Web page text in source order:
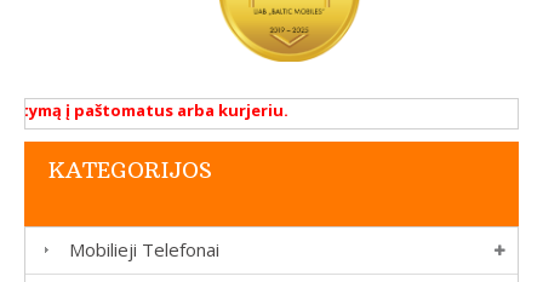
į paštomatus arba kurjeriu.
KATEGORIJOS
Mobilieji Telefonai